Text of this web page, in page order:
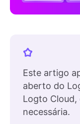
Este artigo
aberto do
Logto
necessária.